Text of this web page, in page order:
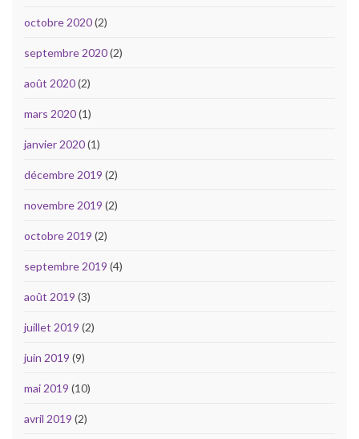
octobre 2020(2)
septembre 2020(2)
août 2020(2)
mars 2020(1)
janvier 2020(1)
décembre 2019 (2)
novembre 2019 (2)
octobre 2019 (2)
septembre 2019 (4)
août 2019 (3)
juillet 2019 (2)
juin 2019 (9)
mai 2019 (10)
avril 2019 (2)